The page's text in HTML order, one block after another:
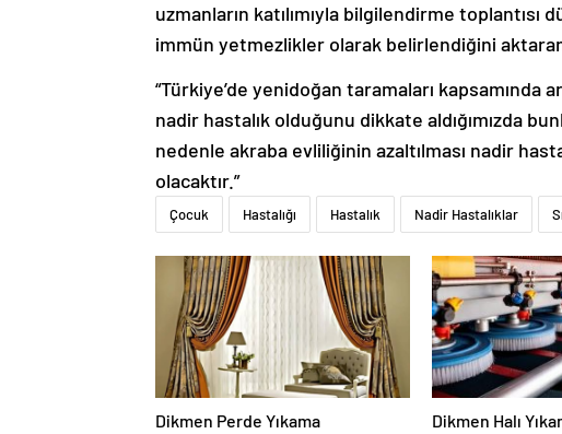
uzmanların katılımıyla bilgilendirme
immün yetmezlikler olarak belirlendiğini
“Türkiye’de yenidoğan taramaları kapsamında
nadir hastalık olduğunu dikkate aldığımızda
nedenle akraba evliliğinin azaltılması nadir
olacaktır.”
Çocuk Hastalığı Hastalık Nadir Hastalıklar
Dikmen Perde Yıkama Dikmen Halı